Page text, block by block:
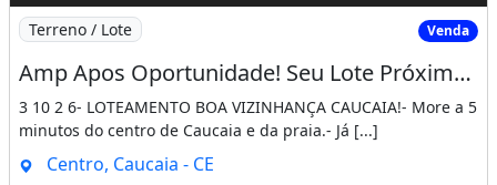
Imagem: Amp Apos Oportunidade! Seu Lote Próximo
Terreno / Lote Venda
Amp Apos Oportunidade! Seu Lote Próximo Ás Belas Praias de Caucaia9 3 10 2 6
3 10 2 6- LOTEAMENTO BOA VIZINHANÇA CAUCAIA!- More a 5
minutos do centro de Caucaia e da praia.- Já [...]
Centro, Caucaia - CE